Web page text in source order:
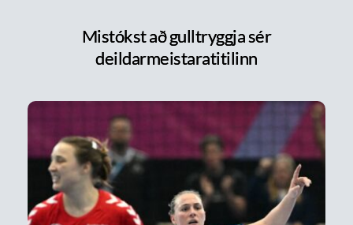
Mistókst að gulltryggja sér
deildarmeistaratitilinn